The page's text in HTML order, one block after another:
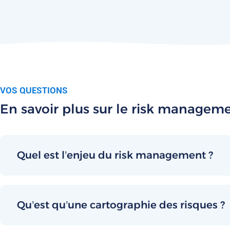
VOS QUESTIONS
En savoir plus sur le risk
Quel est l’enjeu du risk management ?
Qu’est qu’une cartographie des risques ?